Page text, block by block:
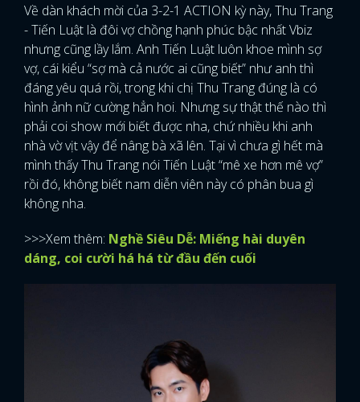
Về dàn khách mời của 3-2-1 ACTION kỳ này, Thu Trang
- Tiến Luật là đôi vợ chồng hạnh phúc bậc nhất Vbiz
nhưng cũng lầy lắm. Anh Tiến Luật luôn khoe mình sợ
vợ, cái kiểu “sợ mà cả nước ai cũng biết” như anh thì
đáng yêu quá rồi, trong khi chị Thu Trang đúng là có
hình ảnh nữ cường hẳn hoi. Nhưng sự thật thế nào thì
phải coi show mới biết được nha, chứ nhiều khi anh
nhà vờ vịt vậy để nâng bà xã lên. Tại vì chưa gì hết mà
mình thấy Thu Trang nói Tiến Luật “mê xe hơn mê vợ”
rồi đó, không biết nam diễn viên này có phân bua gì
không nha.
>>>Xem thêm: Nghề Siêu Dễ: Miếng hài duyên
dáng, coi cười há há từ đầu đến cuối